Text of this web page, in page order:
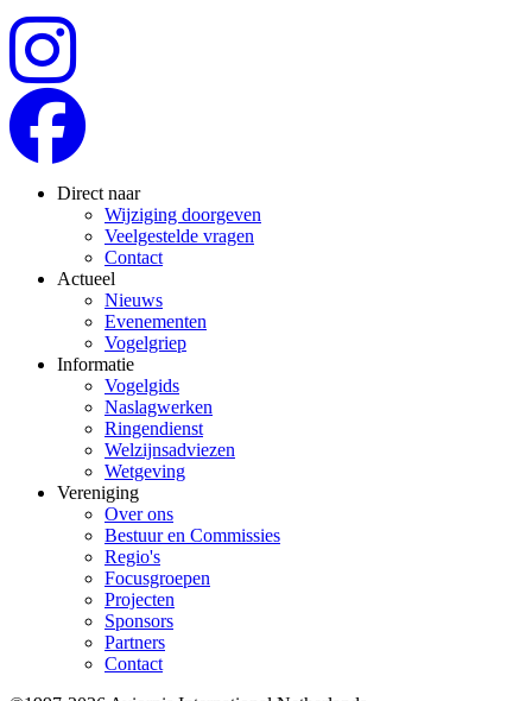
Direct naar
Wijziging doorgeven
Veelgestelde vragen
Contact
Actueel
Nieuws
Evenementen
Vogelgriep
Informatie
Vogelgids
Naslagwerken
Ringendienst
Welzijnsadviezen
Wetgeving
Vereniging
Over ons
Bestuur en Commissies
Regio's
Focusgroepen
Projecten
Sponsors
Partners
Contact